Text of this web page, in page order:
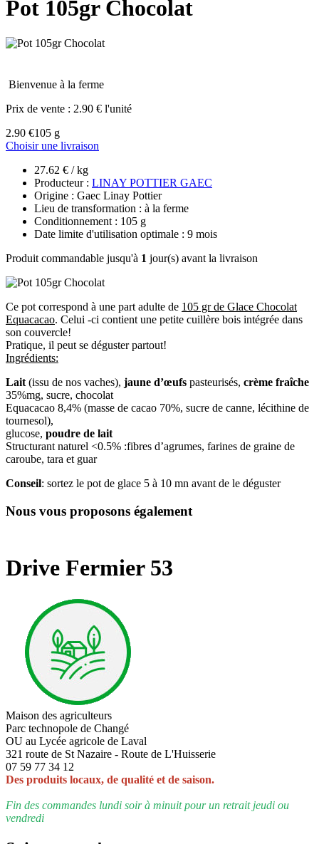
Pot 105gr Chocolat
Bienvenue à la ferme
Prix de vente : 2.90 € l'unité
2.90 €105 g
Choisir une livraison
27.62 € / kg
Producteur : LINAY POTTIER GAEC
Origine : Gaec Linay Pottier
Lieu de transformation : à la ferme
Conditionnement : 105 g
Date limite d'utilisation optimale : 9 mois
Produit commandable jusqu'à 1 jour(s) avant la livraison
Ce pot correspond à une part adulte de 105 gr de Glace Chocolat
Equacacao. Celui -ci contient une petite cuillère bois intégrée dans
son couvercle!
Pratique, il peut se déguster partout!
Ingrédients:
Lait (issu de nos vaches), jaune d’œufs pasteurisés, crème fraîche
35%mg, sucre, chocolat
Equacacao 8,4% (masse de cacao 70%, sucre de canne, lécithine de
tournesol),
glucose, poudre de lait
Structurant naturel <0.5% :fibres d’agrumes, farines de graine de
caroube, tara et guar
Conseil: sortez le pot de glace 5 à 10 mn avant de le déguster
Nous vous proposons également
Drive Fermier 53
Maison des agriculteurs
Parc technopole de Changé
OU au Lycée agricole de Laval
321 route de St Nazaire - Route de L'Huisserie
07 59 77 34 12
Des produits locaux, de qualité et de saison.
Fin des commandes lundi soir à minuit pour un retrait jeudi ou
vendredi